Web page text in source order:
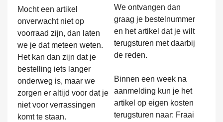
Mocht een artikel
onverwacht niet op
voorraad zijn, dan laten
we je dat meteen weten.
Het kan dan zijn dat je
bestelling iets langer
onderweg is, maar we
zorgen er altijd voor dat je
niet voor verrassingen
komt te staan.
We ontvangen dan
graag je bestelnummer
en het artikel dat je wilt
terugsturen met daarbij
de reden.
Binnen een week na
aanmelding kun je het
artikel op eigen kosten
terugsturen naar: Fraai